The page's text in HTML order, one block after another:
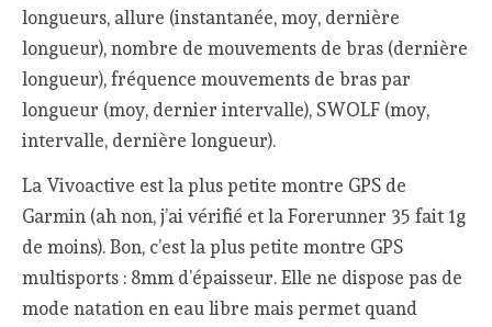
longueurs, allure (instantanée, moy, dernière
longueur), nombre de mouvements de bras (dernière
longueur), fréquence mouvements de bras par
longueur (moy, dernier intervalle), SWOLF (moy,
intervalle, dernière longueur).
La Vivoactive est la plus petite montre GPS de
Garmin (ah non, j’ai vérifié et la Forerunner 35 fait 1g
de moins). Bon, c’est la plus petite montre GPS
multisports : 8mm d’épaisseur. Elle ne dispose pas de
mode natation en eau libre mais permet quand